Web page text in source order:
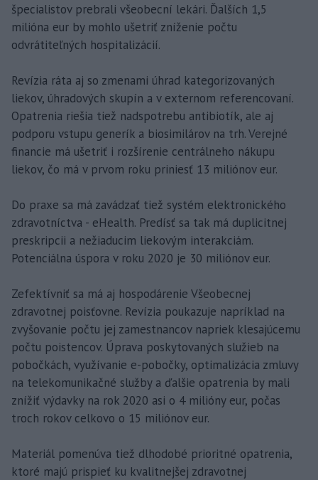
špecialistov prebrali všeobecní lekári. Ďalších 1,5
milióna eur by mohlo ušetriť zníženie počtu
odvrátiteľných hospitalizácií.
Revízia ráta aj so zmenami úhrad kategorizovaných
liekov, úhradových skupín a v externom referencovaní.
Opatrenia riešia tiež nadspotrebu antibiotík, ale aj
podporu vstupu generík a biosimilárov na trh. Verejné
financie má ušetriť i rozšírenie centrálneho nákupu
liekov, čo má v prvom roku priniesť 13 miliónov eur.
Do praxe sa má zavádzať tiež systém elektronického
zdravotníctva - eHealth. Predísť sa tak má duplicitnej
preskripcii a nežiaducim liekovým interakciám.
Potenciálna úspora v roku 2020 je 30 miliónov eur.
Zefektívniť sa má aj hospodárenie Všeobecnej
zdravotnej poisťovne. Revízia poukazuje napríklad na
zvyšovanie počtu jej zamestnancov napriek klesajúcemu
počtu poistencov. Úprava poskytovaných služieb na
pobočkách, využívanie e-pobočky, optimalizácia zmluvy
na telekomunikačné služby a ďalšie opatrenia by mali
znížiť výdavky na rok 2020 asi o 4 milióny eur, počas
troch rokov celkovo o 15 miliónov eur.
Materiál pomenúva tiež dlhodobé prioritné opatrenia,
ktoré majú prispieť ku kvalitnejšej zdravotnej